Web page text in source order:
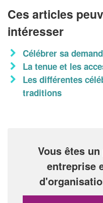
Ces articles
intéresser
Célébrer sa
La tenue et les
Les différentes
traditions
Vous êtes
entreprise